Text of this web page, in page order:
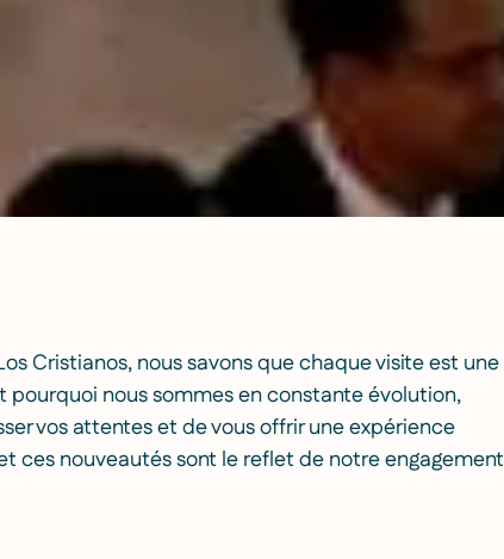
Cristianos, nous savons que chaque visite est une
pourquoi nous sommes en constante évolution,
vos attentes et de vous offrir une expérience
ces nouveautés sont le reflet de notre engagement